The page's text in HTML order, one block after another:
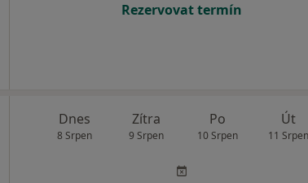
Rezervovat termín
Dnes
8 Srpen
Zítra
9 Srpen
Po
10 Srpen
Út
11 Srpen